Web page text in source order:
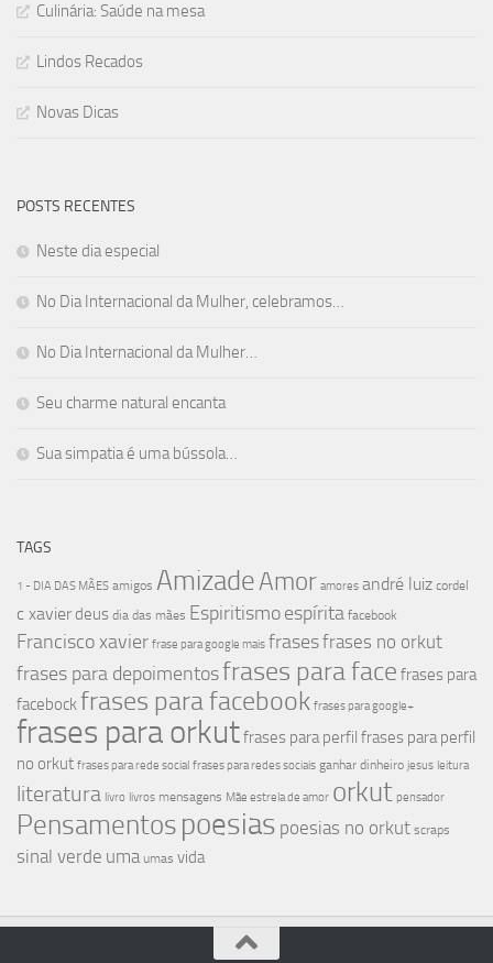
Culinária: Saúde na mesa
Lindos Recados
Novas Dicas
POSTS RECENTES
Neste dia especial
No Dia Internacional da Mulher, celebramos…
No Dia Internacional da Mulher…
Seu charme natural encanta
Sua simpatia é uma bússola…
TAGS
1 - DIA DAS MÃES amigos AmizadeAmor amores andré luiz cordel
c xavier deus dia das mães Espiritismoespírita facebook
Francisco xavier frase para google mais frasesfrases no orkut
frases para depoimentosfrases para face frases para
facebockfrases para facebook frases para google+
frases para orkutfrases para perfil frases para perfil
no orkut frases para rede social frases para redes sociais ganhar dinheiro jesus leitura
literatura livro livros mensagens Mãe estrela de amor orkut pensador
Pensamentospoesias poesias no orkut scraps
sinal verde uma umas vida